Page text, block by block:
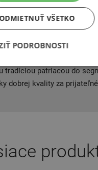
pre asfalt, sneh aj rozbitú
pre všetky
sa však zameriava na
4x4 a dodáva aj obutie pre
BFGoodrich je značka
tradíciou patriacou do
dobrej kvality za
ODMIETNUŤ VŠETKO
PODROBNOSTI